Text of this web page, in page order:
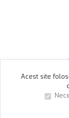
Acest site